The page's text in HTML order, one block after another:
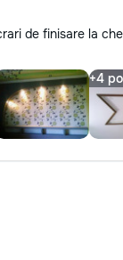
de finisare la